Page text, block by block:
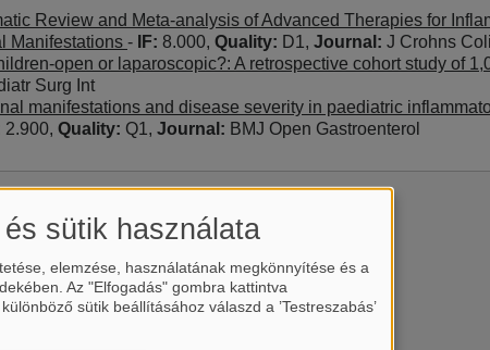
Review and Meta-analysis of Advanced Therapies for
Manifestations - IF: 8.000, Quality: D1, Journal: J Crohns
open or laparoscopic?: A retrospective cohort study of
Surg Int
manifestations and disease severity in paediatric
2.900, Quality: Q1, Journal: BMJ Open Gastroenterol
sütik használata
elemzése, használatának megkönnyítése és a
Az "Elfogadás" gombra kattintva
sütik beállításához válaszd a ’Testreszabás’